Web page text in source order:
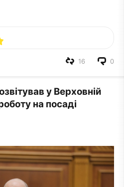
0
16
у Верховній
на посаді